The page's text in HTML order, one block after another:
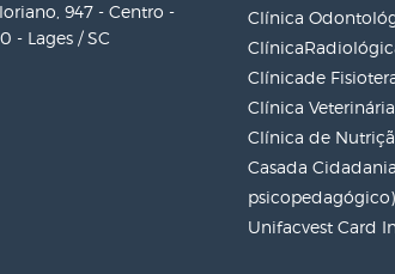
947 - Centro -
- Lages / SC
Clínica
Clínicade
Clínica Veterinária
Clínica de
Casada
psicopedagógico)
Unifacvest Card